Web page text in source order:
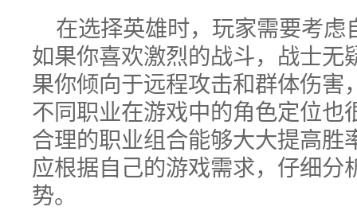
在选择英雄时，玩家需要考
如果你喜欢激烈的战斗，战士无
果你倾向于远程攻击和群体伤害
不同职业在游戏中的角色定位也
合理的职业组合能够大大提高胜
应根据自己的游戏需求，仔细分
势。